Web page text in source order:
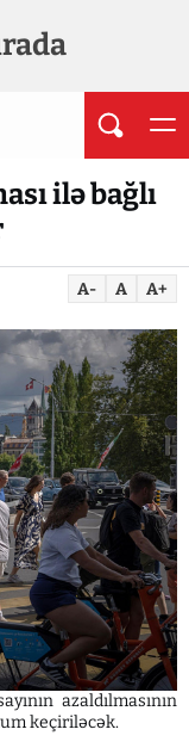
ilə bağlı
A- A A+
azaldılmasının
keçiriləcək.